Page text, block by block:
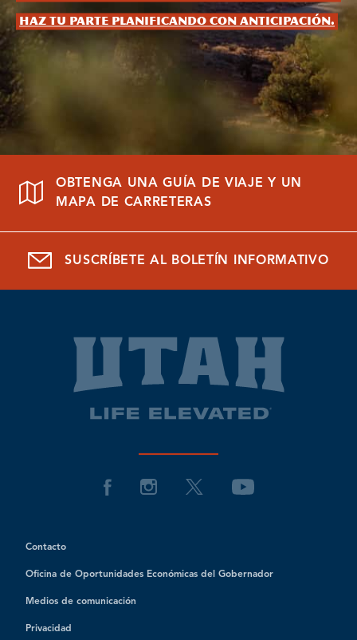
Haz tu parte planificando con anticipación.
OBTENGA UNA GUÍA DE VIAJE Y UN
MAPA DE CARRETERAS
SUSCRÍBETE AL BOLETÍN INFORMATIVO
Contacto
Oficina de Oportunidades Económicas del Gobernador
Medios de comunicación
Privacidad